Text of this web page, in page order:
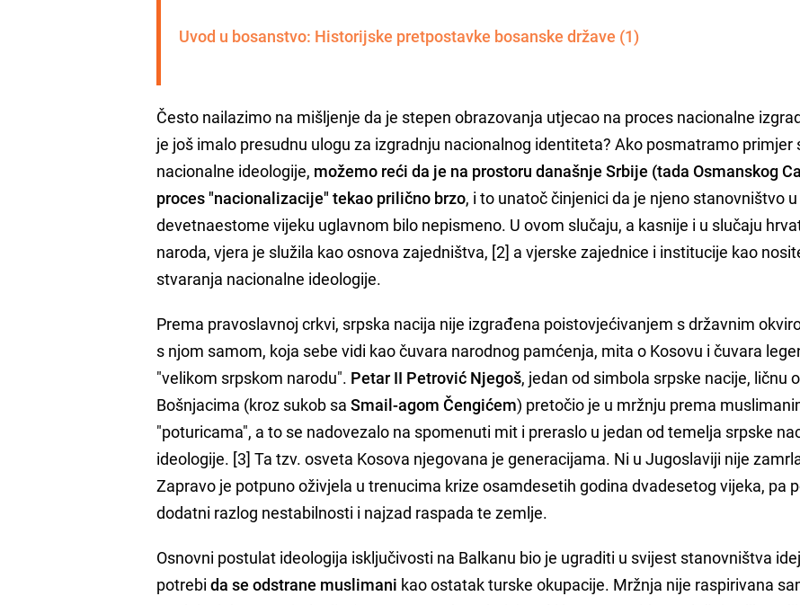
Uvod u bosanstvo: Historijske pretpostavke bosanske države (1)
Često nailazimo na mišljenje da je stepen obrazovanja utjecao na proces nacionalne
je još imalo presudnu ulogu za izgradnju nacionalnog identiteta? Ako posmatramo primjer
nacionalne ideologije, možemo reći da je na prostoru današnje Srbije (tada Osmanskog
proces "nacionalizacije" tekao prilično brzo, i to unatoč činjenici da je njeno stanovništvo u
devetnaestome vijeku uglavnom bilo nepismeno. U ovom slučaju, a kasnije i u slučaju
naroda, vjera je služila kao osnova zajedništva, [2] a vjerske zajednice i institucije kao
stvaranja nacionalne ideologije.
Prema pravoslavnoj crkvi, srpska nacija nije izgrađena poistovjećivanjem s državnim
s njom samom, koja sebe vidi kao čuvara narodnog pamćenja, mita o Kosovu i čuvara
"velikom srpskom narodu". Petar II Petrović Njegoš, jedan od simbola srpske nacije, ličnu
Bošnjacima (kroz sukob saSmail-agom Čengićem) pretočio je u mržnju prema
"poturicama", a to se nadovezalo na spomenuti mit i preraslo u jedan od temelja srpske
ideologije. [3] Ta tzv. osveta Kosova njegovana je generacijama. Ni u Jugoslaviji nije
Zapravo je potpuno oživjela u trenucima krize osamdesetih godina dvadesetog vijeka, pa
dodatni razlog nestabilnosti i najzad raspada te zemlje.
Osnovni postulat ideologija isključivosti na Balkanu bio je ugraditi u svijest stanovništva
potrebida se odstrane muslimani kao ostatak turske okupacije. Mržnja nije raspirivana